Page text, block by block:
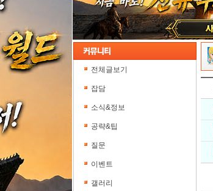
전체글보기
잡담
소식&정보
공략&팁
질문
이벤트
갤러리